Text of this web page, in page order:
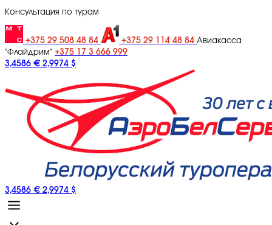
Консультация по турам
+375 29 508 48 84 +375 29 114 48 84 Авиакасса
"Флайдрим" +375 17 3 666 999
3,4586 € 2,9974 $
3,4586 € 2,9974 $